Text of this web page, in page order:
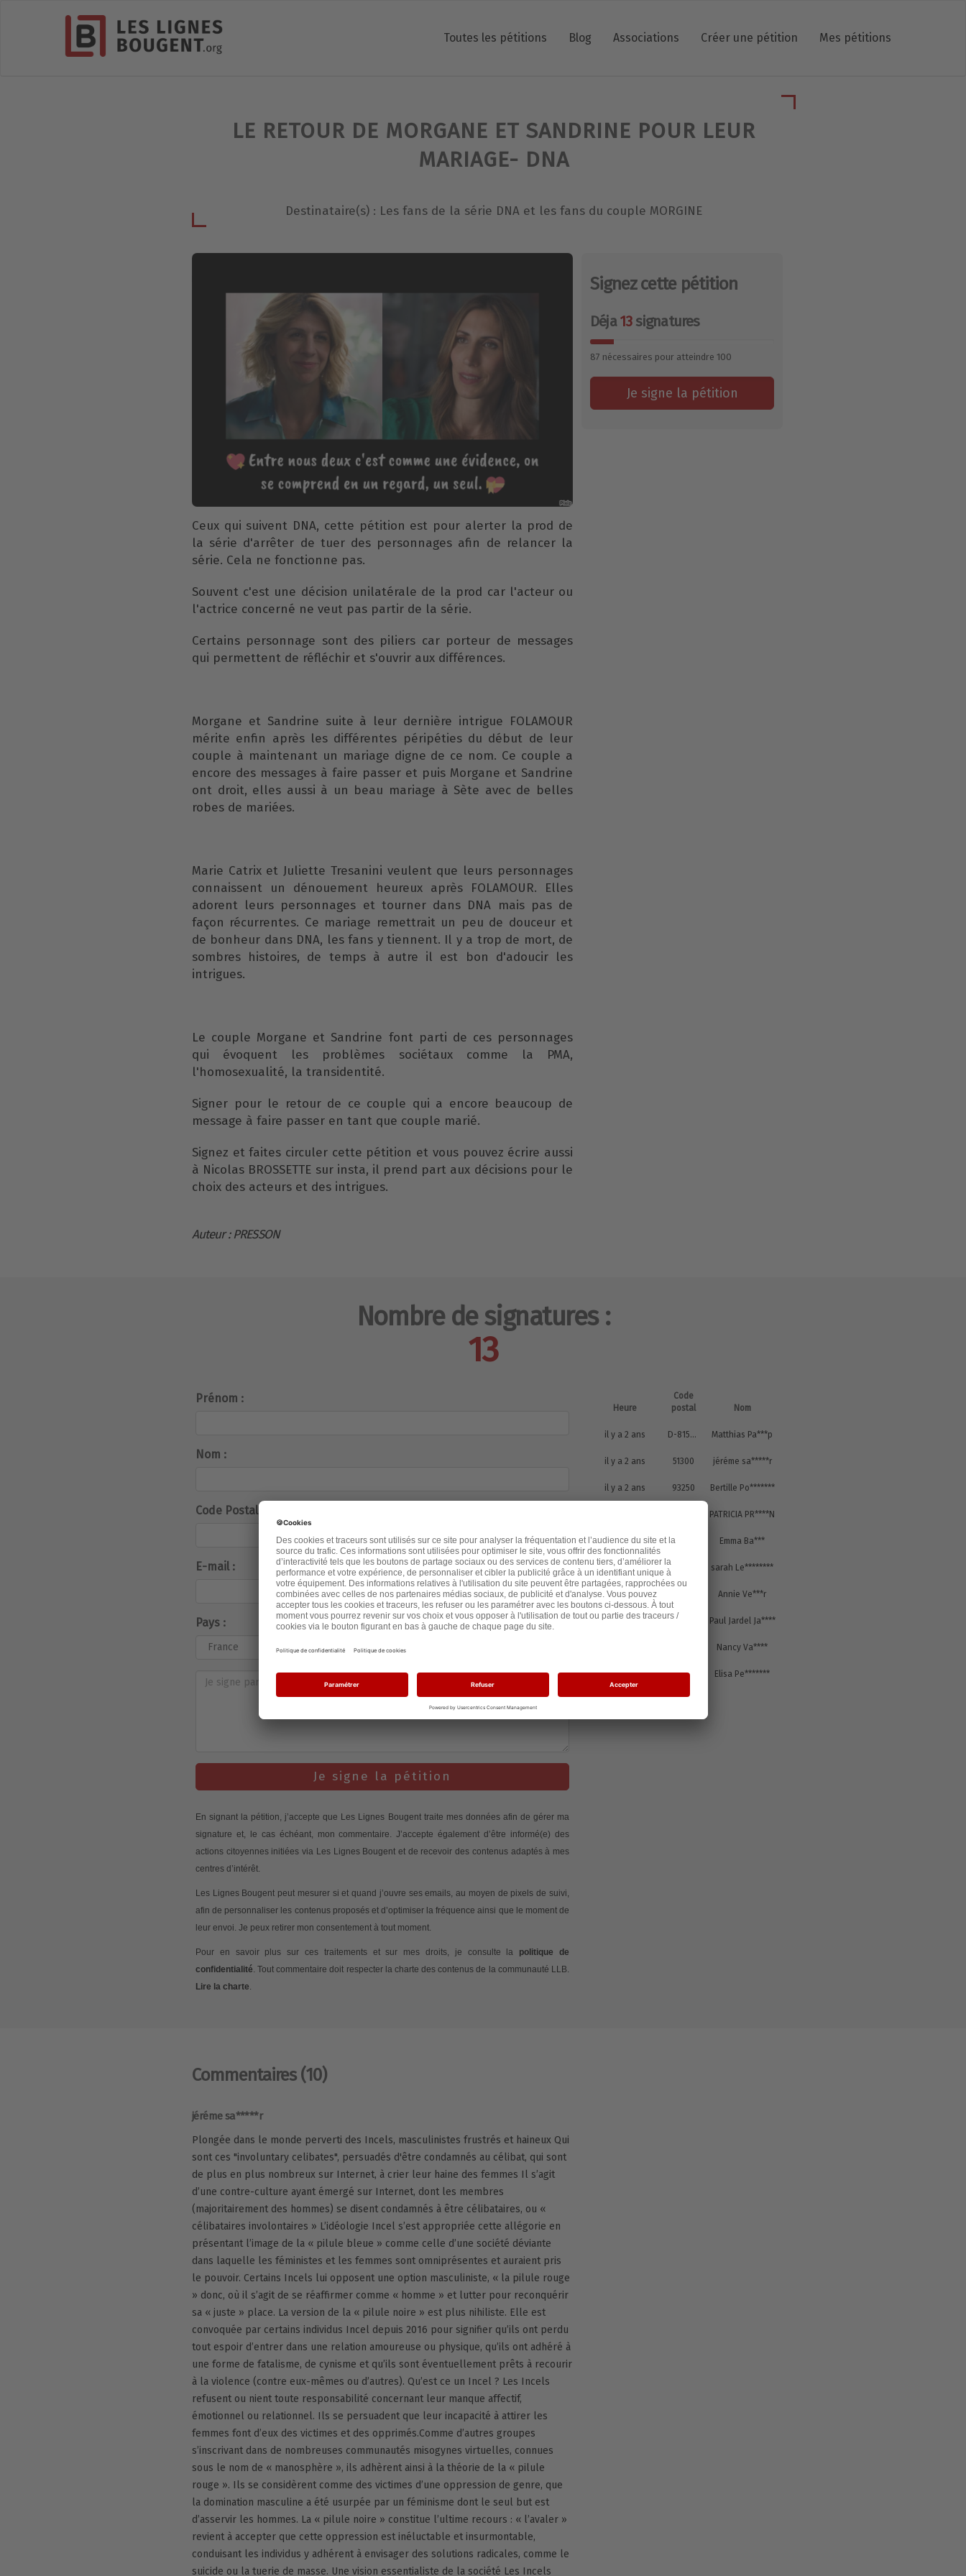
Toutes les pétitions Blog Associations Créer une pétition Mes pétitions
LE RETOUR DE MORGANE ET SANDRINE POUR LEUR
MARIAGE- DNA
Destinataire(s) : Les fans de la série DNA et les fans du couple MORGINE
Ceux qui suivent DNA, cette pétition est pour alerter la prod de
la série d'arrêter de tuer des personnages afin de relancer la
série. Cela ne fonctionne pas.
Souvent c'est une décision unilatérale de la prod car l'acteur ou
l'actrice concerné ne veut pas partir de la série.
Certains personnage sont des piliers car porteur de messages
qui permettent de réfléchir et s'ouvrir aux différences.
Morgane et Sandrine suite à leur dernière intrigue FOLAMOUR
mérite enfin après les différentes péripéties du début de leur
couple à maintenant un mariage digne de ce nom. Ce couple a
encore des messages à faire passer et puis Morgane et Sandrine
ont droit, elles aussi à un beau mariage à Sète avec de belles
robes de mariées.
Marie Catrix et Juliette Tresanini veulent que leurs personnages
connaissent un dénouement heureux après FOLAMOUR. Elles
adorent leurs personnages et tourner dans DNA mais pas de
façon récurrentes. Ce mariage remettrait un peu de douceur et
de bonheur dans DNA, les fans y tiennent. Il y a trop de mort, de
sombres histoires, de temps à autre il est bon d'adoucir les
intrigues.
Le couple Morgane et Sandrine font parti de ces personnages
qui évoquent les problèmes sociétaux comme la PMA,
l'homosexualité, la transidentité.
Signer pour le retour de ce couple qui a encore beaucoup de
message à faire passer en tant que couple marié.
Signez et faites circuler cette pétition et vous pouvez écrire aussi
à Nicolas BROSSETTE sur insta, il prend part aux décisions pour le
choix des acteurs et des intrigues.
Auteur : PRESSON
Signez cette pétition
Déja13signatures
87 nécessaires pour atteindre 100
Je signe la pétition
Nombre de signatures :
13
Prénom :
Nom :
Code Postal :
E-mail :
Pays :
Je signe la pétition
En signant la pétition, j’accepte que Les Lignes Bougent traite mes données afin de gérer ma
signature et, le cas échéant, mon commentaire. J’accepte également d’être informé(e) des
actions citoyennes initiées via Les Lignes Bougent et de recevoir des contenus adaptés à mes
centres d’intérêt.
Les Lignes Bougent peut mesurer si et quand j’ouvre ses emails, au moyen de pixels de suivi,
afin de personnaliser les contenus proposés et d’optimiser la fréquence ainsi que le moment de
leur envoi. Je peux retirer mon consentement à tout moment.
Pour en savoir plus sur ces traitements et sur mes droits, je consulte la politique de
confidentialité. Tout commentaire doit respecter la charte des contenus de la communauté LLB.
Lire la charte.
Heure
Code
postal
Nom
il y a 2 ans D-81545 München Matthias Pa***p
il y a 2 ans 51300 jéréme sa*****r
il y a 2 ans 93250 Bertille Po*******
PATRICIA PR****N
il y a 2 ans 33320 Emma Ba***
il y a 2 ans sarah Le********
il y a 2 ans Annie Ve***r
il y a 2 ans 66000 Paul Jardel Ja****
Nancy Va****
il y a 2 ans 38090 Elisa Pe*******
Commentaires (10)
jéréme sa*****r
Plongée dans le monde perverti des Incels, masculinistes frustrés et haineux Qui
sont ces "involuntary celibates", persuadés d'être condamnés au célibat, qui sont
de plus en plus nombreux sur Internet, à crier leur haine des femmes Il s’agit
d’une contre-culture ayant émergé sur Internet, dont les membres
(majoritairement des hommes) se disent condamnés à être célibataires, ou «
célibataires involontaires » L’idéologie Incel s’est appropriée cette allégorie en
présentant l’image de la « pilule bleue » comme celle d’une société déviante
dans laquelle les féministes et les femmes sont omniprésentes et auraient pris
le pouvoir. Certains Incels lui opposent une option masculiniste, « la pilule rouge
» donc, où il s’agit de se réaffirmer comme « homme » et lutter pour reconquérir
sa « juste » place. La version de la « pilule noire » est plus nihiliste. Elle est
convoquée par certains individus Incel depuis 2016 pour signifier qu’ils ont perdu
tout espoir d’entrer dans une relation amoureuse ou physique, qu’ils ont adhéré à
une forme de fatalisme, de cynisme et qu’ils sont éventuellement prêts à recourir
à la violence (contre eux-mêmes ou d’autres). Qu’est ce un Incel ? Les Incels
refusent ou nient toute responsabilité concernant leur manque affectif,
émotionnel ou relationnel. Ils se persuadent que leur incapacité à attirer les
femmes font d’eux des victimes et des opprimés.Comme d’autres groupes
s’inscrivant dans de nombreuses communautés misogynes virtuelles, connues
sous le nom de « manosphère », ils adhèrent ainsi à la théorie de la « pilule
rouge ». Ils se considèrent comme des victimes d’une oppression de genre, que
la domination masculine a été usurpée par un féminisme dont le seul but est
d’asservir les hommes. La « pilule noire » constitue l’ultime recours : « l’avaler »
revient à accepter que cette oppression est inéluctable et insurmontable,
conduisant les individus y adhérent à envisager des solutions radicales, comme le
suicide ou la tuerie de masse. Une vision essentialiste de la société Les Incels